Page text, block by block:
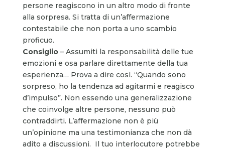
persone reagiscono in un altro modo di fronte
alla sorpresa. Si tratta di un’affermazione
contestabile che non porta a uno scambio
proficuo.
Consiglio– Assumiti la responsabilità delle tue
emozioni e osa parlare direttamente della tua
esperienza… Prova a dire così. “Quando sono
sorpreso, ho la tendenza ad agitarmi e reagisco
d’impulso”. Non essendo una generalizzazione
che coinvolge altre persone, nessuno può
contraddirti. L’affermazione non è più
un’opinione ma una testimonianza che non dà
adito a discussioni. Il tuo interlocutore potrebbe